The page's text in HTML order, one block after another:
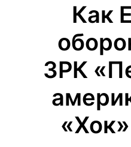
Как
ЗРК